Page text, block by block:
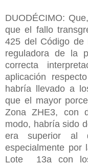
DUODÉCIMO:
que el fallo
425 del Código de
reguladora de la
correcta
aplicación
habría llevado a
que el mayor
Zona ZHE3, con
modo, habría sido
era superior al
especialmente por
Lote 13a con